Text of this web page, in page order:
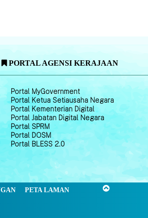
PORTAL AGENSI KERAJAAN
Portal MyGovernment
Portal Ketua Setiausaha Negara
Portal Kementerian Digital
Portal Jabatan Digital Negara
Portal SPRM
Portal DOSM
Portal BLESS 2.0
PETA LAMAN